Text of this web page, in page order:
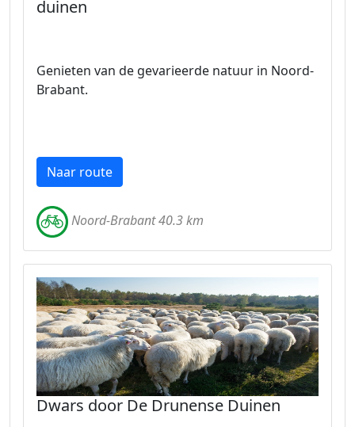
duinen
Genieten van de gevarieerde natuur in Noord-
Brabant.
Naar route
Noord-Brabant 40.3 km
Dwars door De Drunense Duinen